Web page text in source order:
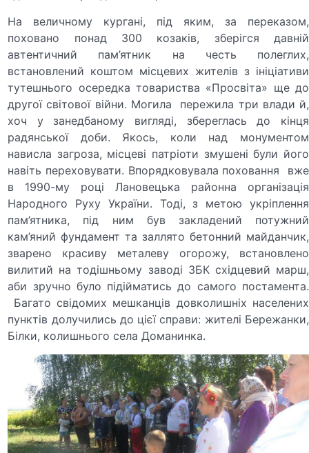
На величному кургані, під яким, за переказом,
поховано понад 300 козаків, зберігся давній
автентичний пам’ятник на честь полеглих,
встановлений коштом місцевих жителів з ініціативи
тутешнього осередка товариства «Просвіта» ще до
другої світової війни. Могила пережила три влади й,
хоч у занедбаному вигляді, збереглась до кінця
радянської доби. Якось, коли над монументом
нависла загроза, місцеві патріоти змушені були його
навіть переховувати. Впорядковувала поховання вже
в 1990-му році Лановецька районна організація
Народного Руху України. Тоді, з метою укріплення
пам’ятника, під ним був закладений потужний
кам’яний фундамент та заллято бетонний майданчик,
зварено красиву металеву огорожу, встановлено
вилитий на тодішньому заводі ЗБК східцевий марш,
аби зручно було підійматись до самого постамента.
Багато свідомих мешканців довколишніх населених
пунктів долучились до цієї справи: жителі Бережанки,
Білки, колишнього села Доманинка.